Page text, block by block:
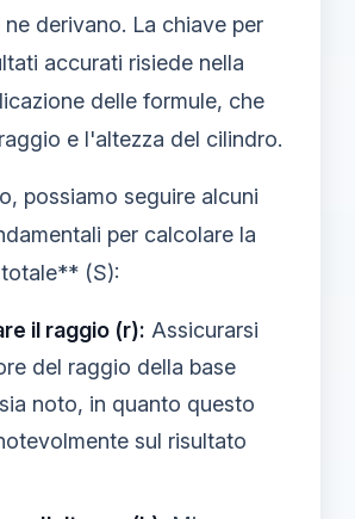
derivano. La chiave per
accurati risiede nella
delle formule, che
e l'altezza del cilindro.
possiamo seguire alcuni
per calcolare la
(S):
il raggio (r): Assicurarsi
del raggio della base
noto, in quanto questo
sul risultato